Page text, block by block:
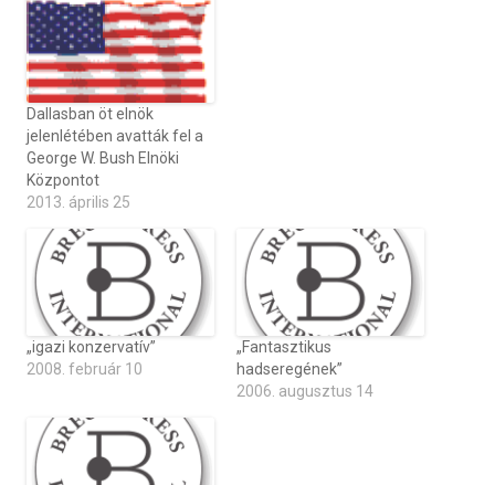
Dallasban öt elnök
jelenlétében avatták fel a
George W. Bush Elnöki
Központot
2013. április 25
„igazi konzervatív”
2008. február 10
„Fantasztikus
hadseregének”
2006. augusztus 14